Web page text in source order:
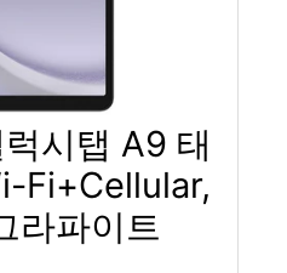
시탭 A9 태
Fi+Cellular,
라파이트